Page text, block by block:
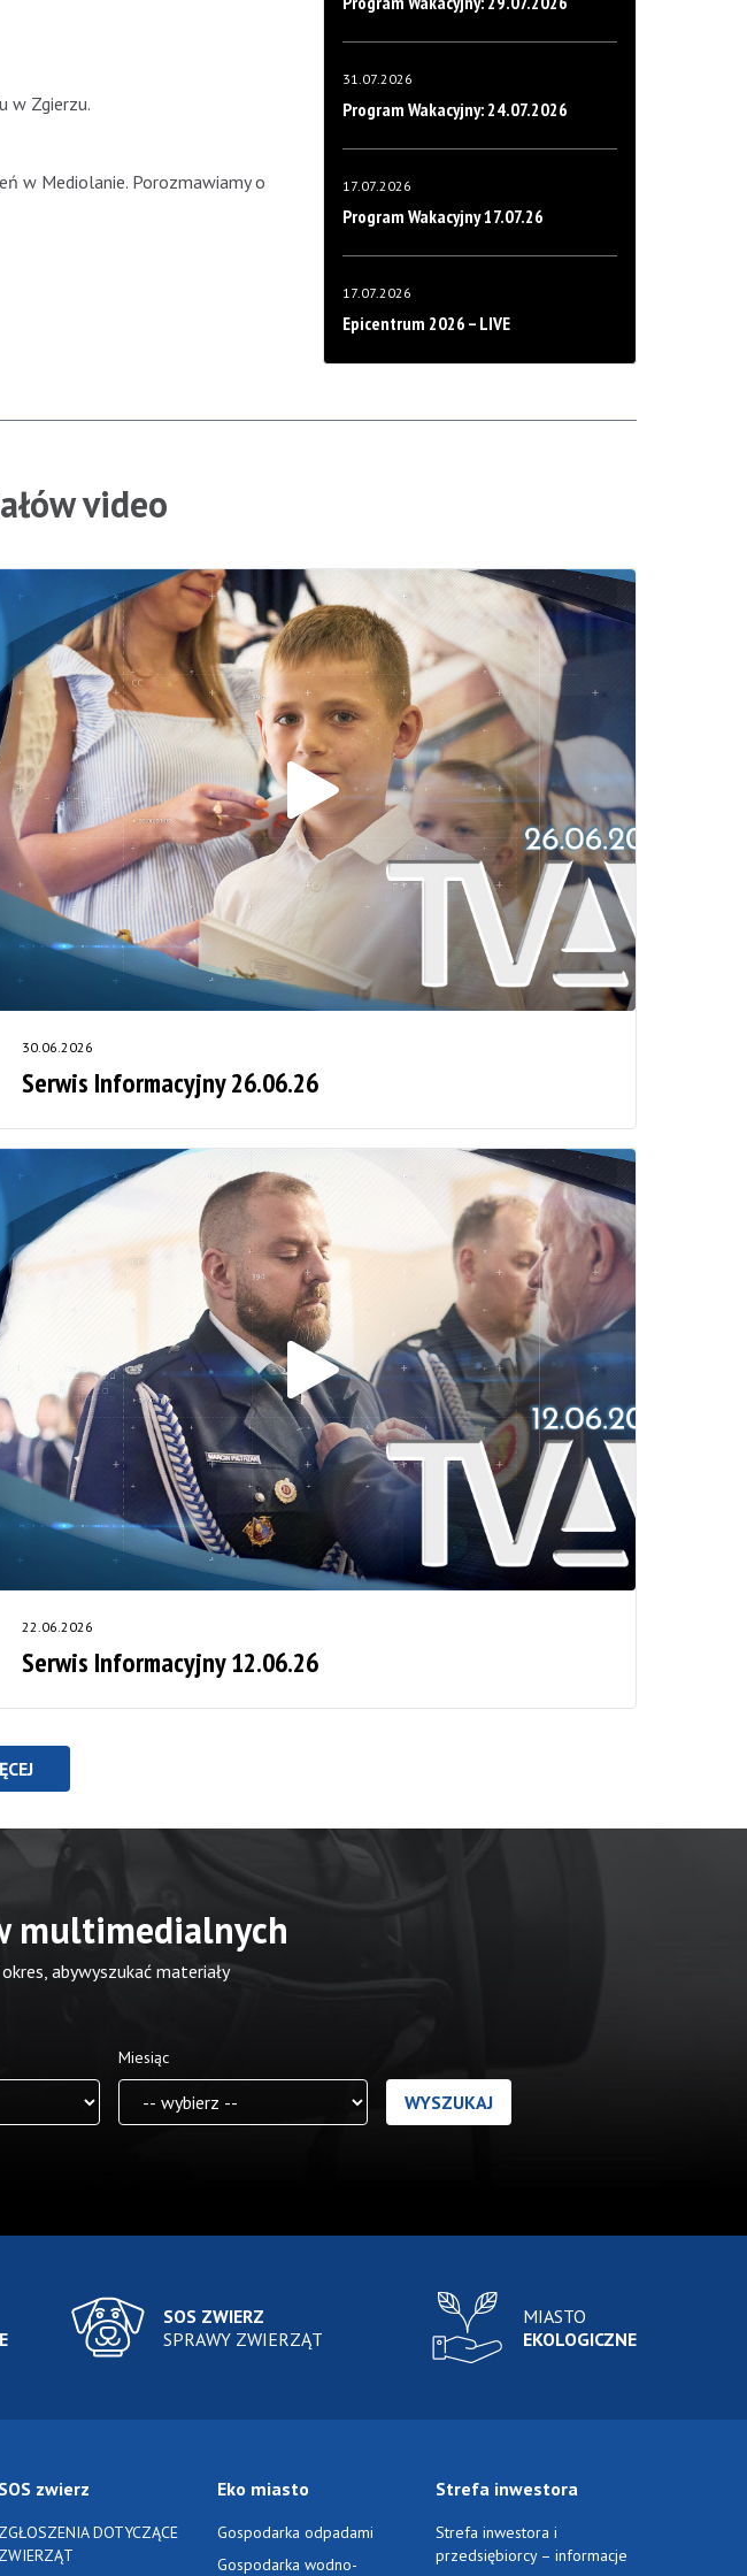
w Zgierzu.
w Mediolanie. Porozmawiamy o
31.07.2026
Program Wakacyjny: 24.07.2026
17.07.2026
Program Wakacyjny 17.07.26
17.07.2026
Epicentrum 2026 – LIVE
video
30.06.2026
Serwis Informacyjny 26.06.26
22.06.2026
Serwis Informacyjny 12.06.26
multimedialnych
abywyszukać materiały
Miesiąc
SOS ZWIERZ
SPRAWY ZWIERZĄT
MIASTO
EKOLOGICZNE
SOS zwierz
ZGŁOSZENIA DOTYCZĄCE
ZWIERZĄT
Eko miasto
Gospodarka odpadami
Gospodarka wodno-
Strefa inwestora
Strefa inwestora i
przedsiębiorcy – informacje